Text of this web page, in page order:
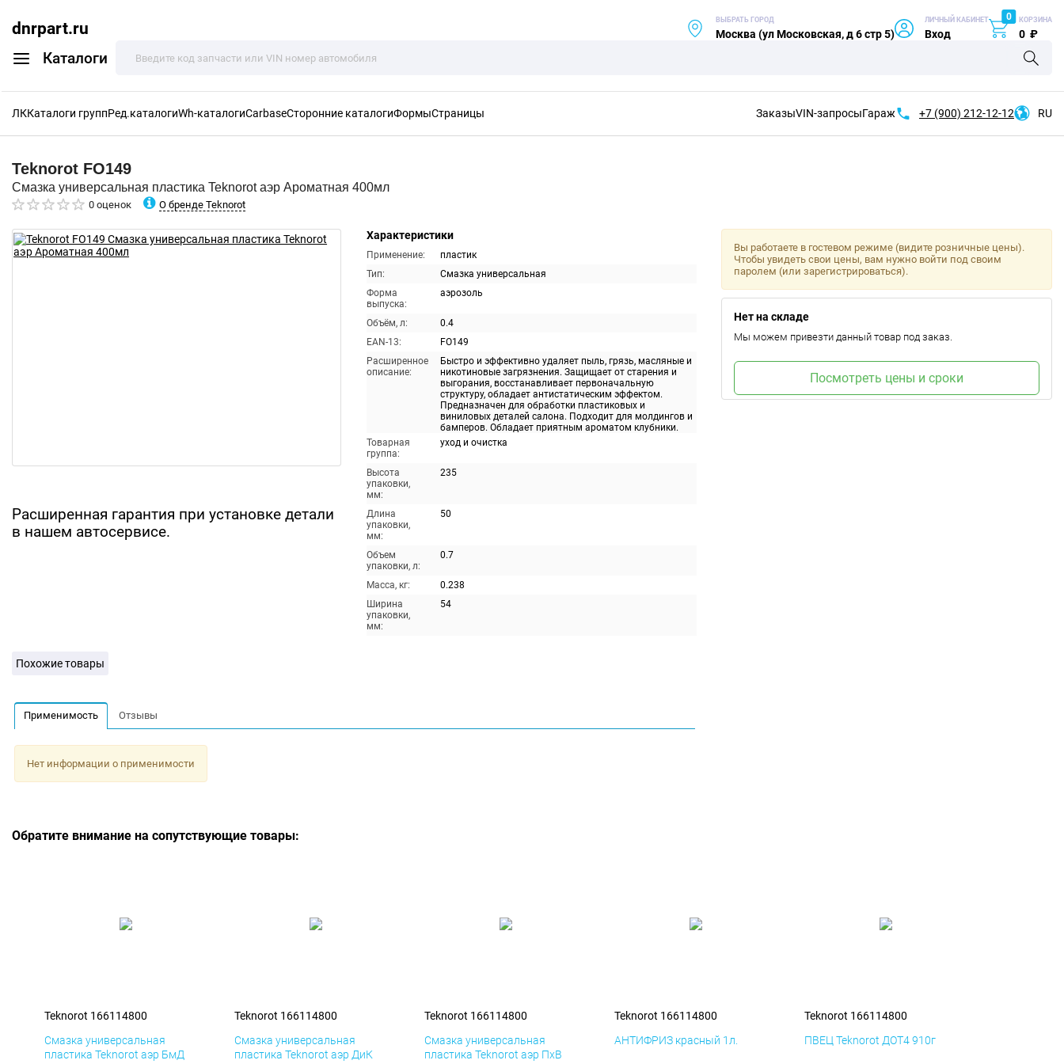
dnrpart.ru
Каталоги
ВЫБРАТЬ ГОРОД
Москва (ул Московская, д 6 стр 5)
ЛИЧНЫЙ КАБИНЕТ
Вход
0 КОРЗИНА
0 ₽
ЛККаталоги группРед.каталогиWh-каталогиCarbaseСторонние каталогиФормыСтраницы ЗаказыVIN-запросыГараж +7 (900) 212-12-12 RU
Teknorot FO149
Смазка универсальная пластика Teknorot аэр Ароматная 400мл
0 оценок О бренде Teknorot
Расширенная гарантия при установке детали
в нашем автосервисе.
Характеристики
Применение:
пластик
Тип:
Смазка универсальная
Форма
выпуска:
аэрозоль
Объём, л:
0.4
EAN-13:
FO149
Расширенное
описание:
Быстро и эффективно удаляет пыль, грязь, масляные и
никотиновые загрязнения. Защищает от старения и
выгорания, восстанавливает первоначальную
структуру, обладает антистатическим эффектом.
Предназначен для обработки пластиковых и
виниловых деталей салона. Подходит для молдингов и
бамперов. Обладает приятным ароматом клубники.
Товарная
группа:
уход и очистка
Высота
упаковки,
мм:
235
Длина
упаковки,
мм:
50
Объем
упаковки, л:
0.7
Масса, кг:
0.238
Ширина
упаковки,
мм:
54
Вы работаете в гостевом режиме (видите розничные цены).
Чтобы увидеть свои цены, вам нужно войти под своим
паролем (или зарегистрироваться).
Нет на складе
Мы можем привезти данный товар под заказ.
Посмотреть цены и сроки
Похожие товары
Применимость Отзывы
Нет информации о применимости
Обратите внимание на сопутствующие товары:
Teknorot 166114800
Смазка универсальная
пластика Teknorot аэр БмД
Teknorot 166114800
Смазка универсальная
пластика Teknorot аэр ДиК
Teknorot 166114800
Смазка универсальная
пластика Teknorot аэр ПхВ
Teknorot 166114800
АНТИФРИЗ красный 1л.
Teknorot 166114800
ПВЕЦ Teknorot ДОТ4 910г